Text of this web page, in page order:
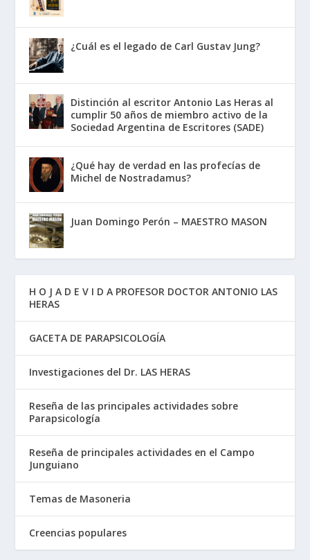
¿Cuál es el legado de Carl Gustav Jung?
Distinción al escritor Antonio Las Heras al
cumplir 50 años de miembro activo de la
Sociedad Argentina de Escritores (SADE)
¿Qué hay de verdad en las profecías de
Michel de Nostradamus?
Juan Domingo Perón – MAESTRO MASON
H O J A D E V I D A PROFESOR DOCTOR ANTONIO LAS
HERAS
GACETA DE PARAPSICOLOGÍA
Investigaciones del Dr. LAS HERAS
Reseña de las principales actividades sobre
Parapsicología
Reseña de principales actividades en el Campo
Junguiano
Temas de Masoneria
Creencias populares